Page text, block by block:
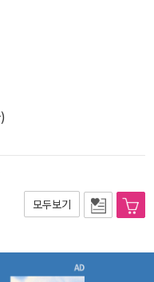
모두보기